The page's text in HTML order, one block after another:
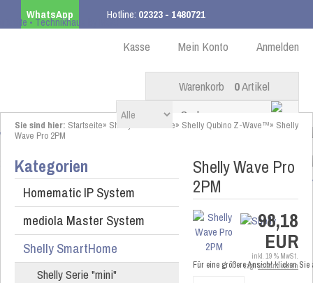
WhatsApp Hotline: 02323 - 1480721
ab 99,00 € innerhalb DE Anmelden
Mein Konto
Kasse
Warenkorb 0Artikel
Sie sind hier: Startseite» Shelly SmartHome» Shelly Qubino Z-Wave™» Shelly
Wave Pro 2PM
Kategorien
Homematic IP System
mediola Master System
Shelly SmartHome
Shelly Serie "mini"
Shelly Wave Pro
2PM
Für eine größere Ansicht klicken
98,18
EUR
inkl. 19 % MwSt.
zzgl.Versandkosten